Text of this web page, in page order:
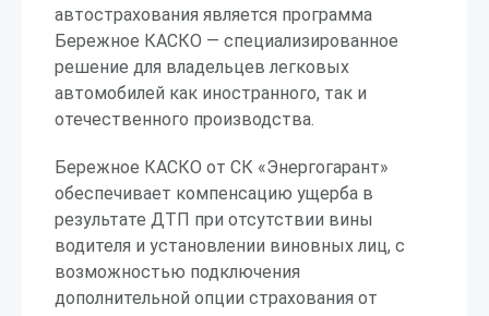
автострахования является программа
Бережное КАСКО — специализированное
решение для владельцев легковых
автомобилей как иностранного, так и
отечественного производства.
Бережное КАСКО от СК «Энергогарант»
обеспечивает компенсацию ущерба в
результате ДТП при отсутствии вины
водителя и установлении виновных лиц, с
возможностью подключения
дополнительной опции страхования от